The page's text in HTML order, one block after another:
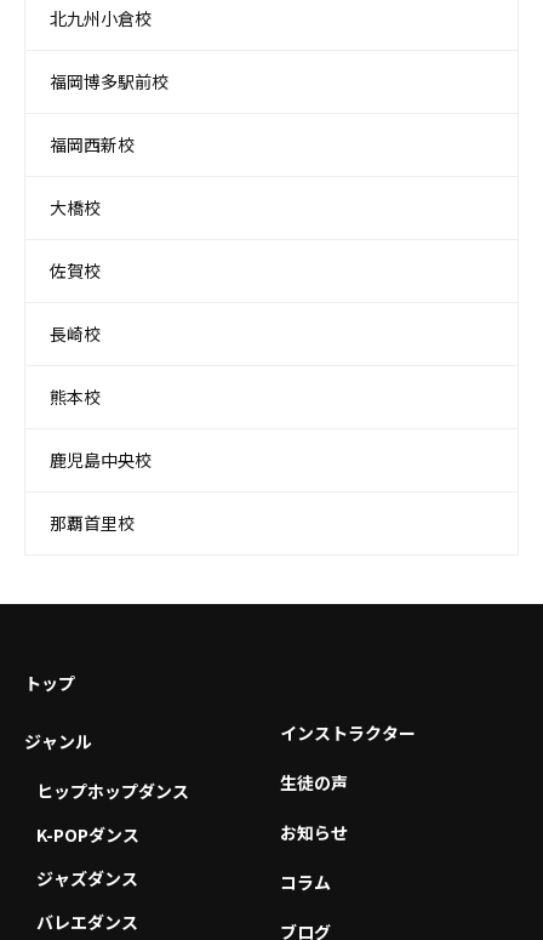
北九州小倉校
福岡博多駅前校
福岡西新校
大橋校
佐賀校
長崎校
熊本校
鹿児島中央校
那覇首里校
トップ
ジャンル
ヒップホップダンス
K-POPダンス
ジャズダンス
バレエダンス
インストラクター
生徒の声
お知らせ
コラム
ブログ